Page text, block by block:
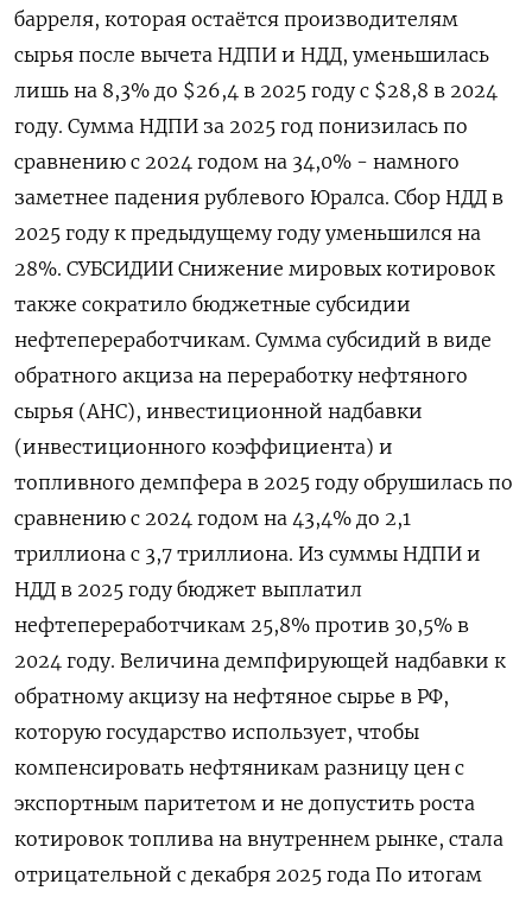
барреля, которая остаётся производителям
сырья после вычета ‌НДПИ и НДД, уменьшилась
лишь на 8,3% до $26,4 в 2025 году с $28,8 в 2024
году. Сумма НДПИ за 2025 год понизилась по
сравнению с 2024 годом на 34,0% - намного
заметнее падения рублевого Юралса. Сбор НДД в
2025 году к предыдущему ​году уменьшился на
28%. СУБСИДИИ Снижение мировых котировок
также ​сократило бюджетные субсидии
нефтепереработчикам. Сумма субсидий в виде
‌обратного акциза на переработку нефтяного
сырья (АНС), инвестиционной надбавки
(инвестиционного коэффициента) и
топливного демпфера в 2025 году обрушилась по
сравнению с 2024 годом на ​43,4% до 2,1
триллиона с 3,7 триллиона. Из суммы НДПИ и
НДД в 2025 году бюджет выплатил
нефтепереработчикам 25,8% против 30,5% в
2024 году. Величина демпфирующей надбавки к
обратному акцизу на нефтяное сырье в РФ,
которую государство использует, чтобы
компенсировать нефтяникам разницу цен с
экспортным паритетом и не допустить роста
котировок топлива на внутреннем рынке, стала
отрицательной с декабря 2025 года По итогам